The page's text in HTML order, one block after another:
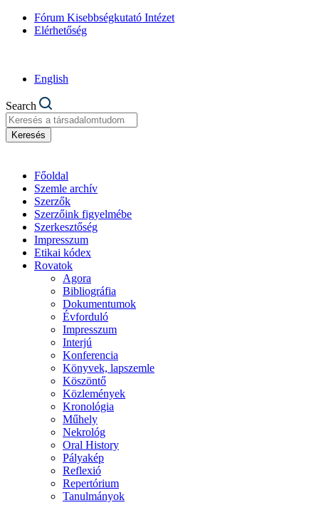
Fórum Kisebbségkutató Intézet
Elérhetőség
English
Search
Keresés
Főoldal
Szemle archív
Szerzők
Szerzőink figyelmébe
Szerkesztőség
Impresszum
Etikai kódex
Rovatok
Agora
Bibliográfia
Dokumentumok
Évforduló
Impresszum
Interjú
Konferencia
Könyvek, lapszemle
Köszöntő
Közlemények
Kronológia
Műhely
Nekrológ
Oral History
Pályakép
Reflexió
Repertórium
Tanulmányok